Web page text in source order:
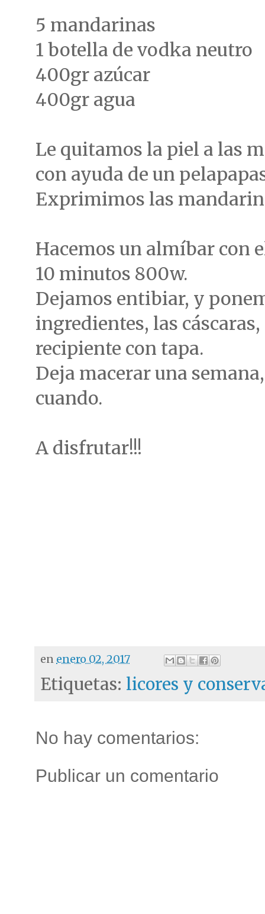
5 mandarinas
1 botella de vodka neutro
400gr azúcar
400gr agua
Le quitamos la piel a las
con ayuda de un
Exprimimos las
Hacemos un almíbar con
10 minutos 800w.
Dejamos entibiar, y
ingredientes, las
recipiente con tapa.
Deja macerar una
cuando.
A disfrutar!!!
en enero 02, 2017
Etiquetas: licores y
No hay comentarios:
Publicar un comentario